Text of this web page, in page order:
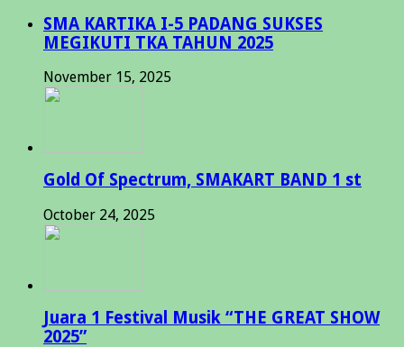
SMA KARTIKA I-5 PADANG SUKSES
MEGIKUTI TKA TAHUN 2025
November 15, 2025
Gold Of Spectrum, SMAKART BAND 1 st
October 24, 2025
Juara 1 Festival Musik “THE GREAT SHOW
2025”